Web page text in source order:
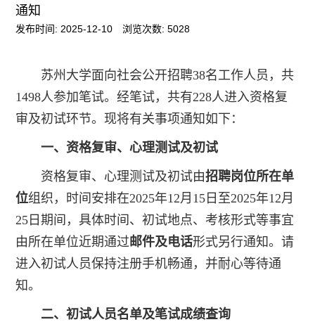
通知
发布时间: 2025-12-10 浏览次数: 5028
苏州大学面向社会公开招聘38名工作人员，共
1498人参加笔试。经笔试，共有228人进入资格复
审及初试环节。现将有关事项通知如下：
一、资格复审、心理测试及初试
资格复审、心理测试及初试由招聘岗位所在单
位组织，时间安排在2025年12月15日至2025年12月
25日期间，具体时间、初试地点、考核形式等事宜
由所在单位近期通过邮件及电话形式另行通知。请
进入初试人员保持注册手机畅通，并耐心等待通
知。
二、初试人员名单及笔试成绩查询